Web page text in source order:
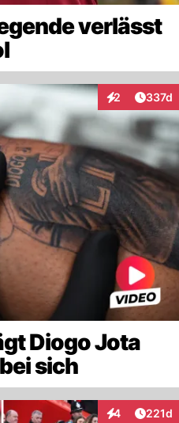
verlässt
2
Interaktionen
337d
Diogo Jota
sich
4
Interaktionen
221d